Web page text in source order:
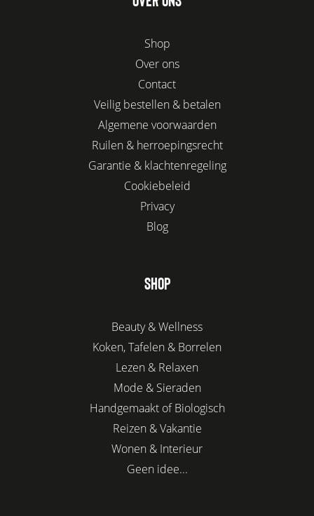
Shop
Over ons
Contact
Veilig bestellen & betalen
Algemene voorwaarden
Ruilen & herroepingsrecht
Garantie & klachtenregeling
Cookiebeleid
Privacy
Blog
SHOP
Beauty & Wellness
Koken, Tafelen & Borrelen
Lezen & Relaxen
Mode & Sieraden
Handgemaakt of Biologisch
Reizen & Vakantie
Wonen & Interieur
Geen idee...